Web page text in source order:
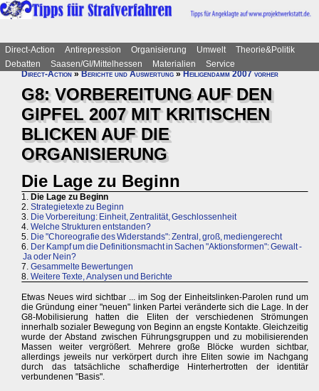
Direct-Action Antirepression Organisierung Umwelt
Theorie&Politik
Debatten
Saasen/GI/Mittelhessen Materialien
Service
Direct-Action»Berichte und Auswertung»Heiligendamm 2007 vorher
G8: VORBEREITUNG AUF DEN
GIPFEL 2007 MIT KRITISCHEN
BLICKEN AUF DIE
ORGANISIERUNG
Die Lage zu Beginn
1. Die Lage zu Beginn
2. Strategietexte zu Beginn
3. Die Vorbereitung: Einheit, Zentralität, Geschlossenheit
4. Welche Strukturen entstanden?
5. Die "Choreografie des Widerstands": Zentral, groß, mediengerecht
6. Der Kampf um die Definitionsmacht in Sachen "Aktionsformen": Gewalt -
Ja oder Nein?
7. Gesammelte Bewertungen
8. Weitere Texte, Analysen und Berichte
Etwas Neues wird sichtbar ... im Sog der Einheitslinken-Parolen rund um
die Gründung einer "neuen" linken Partei veränderte sich die Lage. In der
G8-Mobilisierung hatten die Eliten der verschiedenen Strömungen
innerhalb sozialer Bewegung von Beginn an engste Kontakte. Gleichzeitig
wurde der Abstand zwischen Führungsgruppen und zu mobilisierenden
Massen weiter vergrößert. Mehrere große Blöcke wurden sichtbar,
allerdings jeweils nur verkörpert durch ihre Eliten sowie im Nachgang
durch das tatsächliche schafherdige Hinterhertrotten der identitär
verbundenen "Basis".